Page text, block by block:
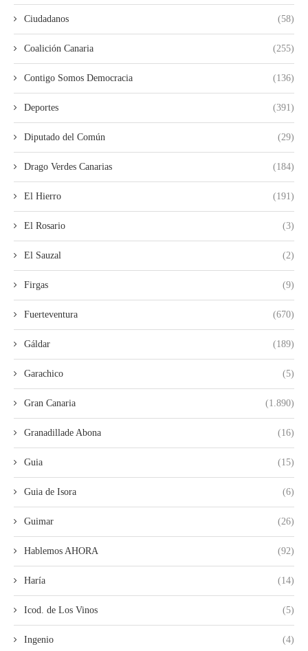
Ciudadanos (58)
Coalición Canaria (255)
Contigo Somos Democracia (136)
Deportes (391)
Diputado del Común (29)
Drago Verdes Canarias (184)
El Hierro (191)
El Rosario (3)
El Sauzal (2)
Firgas (9)
Fuerteventura (670)
Gáldar (189)
Garachico (5)
Gran Canaria (1.890)
Granadillade Abona (16)
Guia (15)
Guia de Isora (6)
Guimar (26)
Hablemos AHORA (92)
Haría (14)
Icod. de Los Vinos (5)
Ingenio (4)